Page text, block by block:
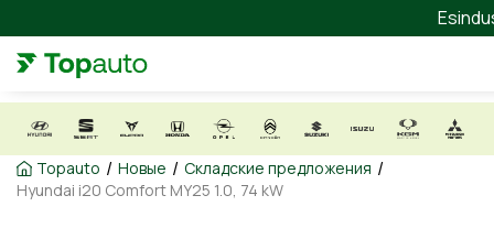
Topauto / Новые / Складские предложения /
Hyundai i20 Comfort MY25 1.0, 74 kW